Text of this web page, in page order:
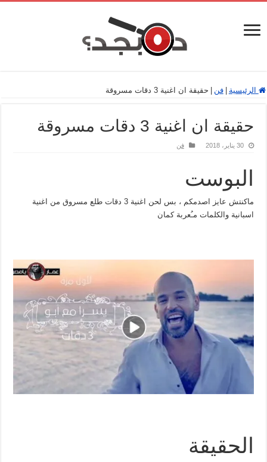
الرئيسية فن حقيقة ان اغنية 3 دقات مسروقة
حقيقة ان اغنية 3 دقات مسروقة
30 يناير، 2018 فن
البوست
ماكنتش عايز اصدمكم ، بس لحن اغنية 3 دقات طلع مسروق من اغنية
اسبانية والكلمات مـُعربة كمان
الحقيقة